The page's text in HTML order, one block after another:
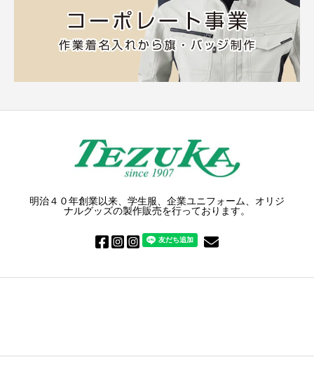
明治４０年創業以来、学生服、企業ユニフォーム、オリジ
ナルグッズの製作販売を行っております。